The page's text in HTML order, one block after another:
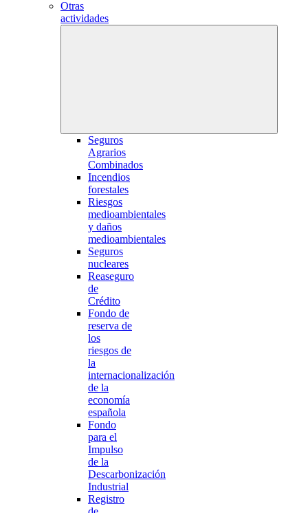
Otras
actividades
Seguros
Agrarios
Combinados
Incendios
forestales
Riesgos
medioambientales
y daños
medioambientales
Seguros
nucleares
Reaseguro
de
Crédito
Fondo de
reserva de
los
riesgos de
la
internacionalización
de la
economía
española
Fondo
para el
Impulso
de la
Descarbonización
Industrial
Registro